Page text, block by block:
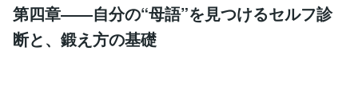
第四章――自分の“母語”を見つけるセルフ診
断と、鍛え方の基礎